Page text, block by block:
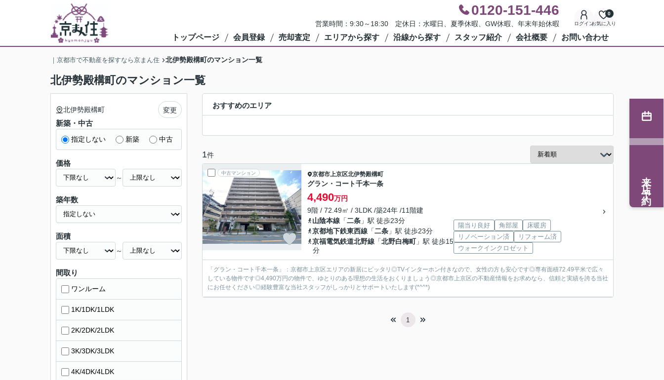
0120-151-446
営業時間：9:30～18:30 定休日：水曜日、夏季休暇、GW休暇、年末年始休暇 ログインお気に入り
0
トップページ 会員登録 売却査定 エリアから探す 沿線から探す スタッフ紹介 会社概要 お問い合わせ
｜京都市で不動産を探すなら京まん住 北伊勢殿構町のマンション一覧
北伊勢殿構町のマンション一覧
おすすめのエリア
1件
中古マンション 京都市上京区北伊勢殿構町
グラン・コート千本一条
4,490万円
9階 / 72.49㎡ / 3LDK /築24年 /11階建
山陰本線 「二条 」駅 徒歩23分
京都地下鉄東西線 「二条 」駅 徒歩23分
京福電気鉄道北野線 「北野白梅町」駅 徒歩15
分
陽当り良好 角部屋
床暖房
リノベーション済
リフォーム済
ウォークインクロゼット
「グラン・コート千本一条」：京都市上京区エリアの新居にピッタリ◎TVインターホン付きなので、女性の方も安心です◎専有面積72.49平米で広々
している物件です◎4,490万円の物件で、ゆとりのある理想の生活をおくりましょう◎京都市上京区の不動産情報をお求めなら、信頼と実績を誇る当社
にお任せください◎経験豊富な当社スタッフがしっかりとサポートいたします(*^^*)
1
北伊勢殿構町 変更
新築・中古
指定しない 新築 中古
価格
～
築年数
面積
～
間取り
ワンルーム
1K/1DK/1LDK
2K/2DK/2LDK
3K/3DK/3LDK
4K/4DK/4LDK
来店予約